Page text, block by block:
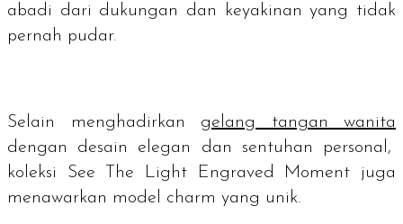
abadi dari dukungan dan keyakinan yang tidak
pernah pudar.
Selain menghadirkan gelang tangan wanita
dengan desain elegan dan sentuhan personal,
koleksi See The Light Engraved Moment juga
menawarkan model charm yang unik.